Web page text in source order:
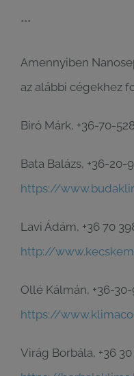
***
Amennyiben
az alábbi cégekhez
Biró Márk, +36-70-
Bata Balázs, +36-20-
https://
Lavi Ádám, +36 70
http://
Ollé Kálmán, +36-
https://
Virág Borbála, +36